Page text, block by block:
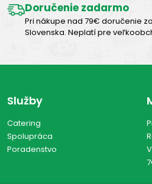
Doručenie zadarmo
Pri nákupe nad 79€ doručenie
Slovenska. Neplatí pre
Služby
Catering
Spolupráca
Poradenstvo